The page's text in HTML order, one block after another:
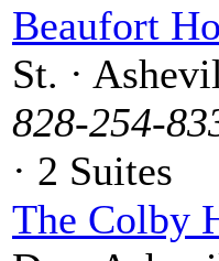
Beaufort
St. ·
828-254-
· 2 Suites
The Colby